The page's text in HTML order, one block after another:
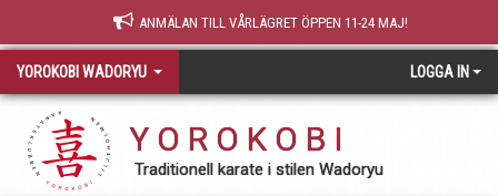
ANMÄLAN TILL VÅRLÄGRET ÖPPEN 11-24 MAJ!
YOROKOBI WADORYU LOGGA IN
Y O R O K O B I
Traditionell karate i stilen Wadoryu